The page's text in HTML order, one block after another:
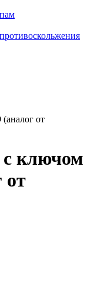
от
ключом
от